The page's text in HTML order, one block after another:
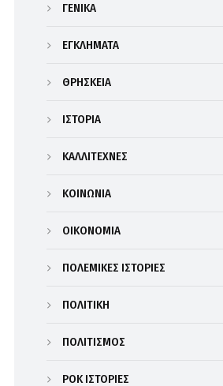
ΓΕΝΙΚΑ
ΕΓΚΛΗΜΑΤΑ
ΘΡΗΣΚΕΙΑ
ΙΣΤΟΡΙΑ
ΚΑΛΛΙΤΕΧΝΕΣ
ΚΟΙΝΩΝΙΑ
ΟΙΚΟΝΟΜΙΑ
ΠΟΛΕΜΙΚΕΣ ΙΣΤΟΡΙΕΣ
ΠΟΛΙΤΙΚΗ
ΠΟΛΙΤΙΣΜΟΣ
ΡΟΚ ΙΣΤΟΡΙΕΣ